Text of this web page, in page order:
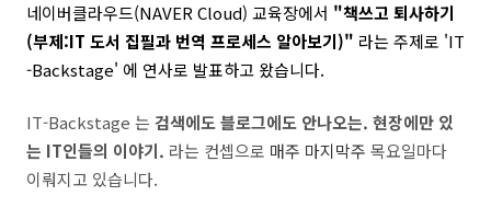
네이버클라우드(NAVER Cloud) 교육장에서 "책쓰고 퇴사하기
(부제:IT 도서 집필과 번역 프로세스 알아보기)" 라는 주제로 'IT
-Backstage' 에 연사로 발표하고 왔습니다.
IT-Backstage 는 검색에도 블로그에도 안나오는. 현장에만 있
는 IT인들의 이야기. 라는 컨셉으로 매주 마지막주 목요일마다
이뤄지고 있습니다.